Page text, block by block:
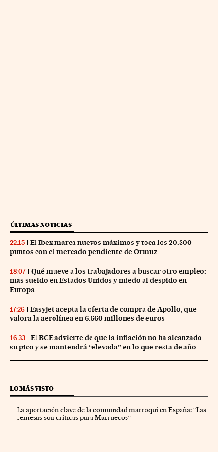
ÚLTIMAS NOTICIAS
22:15
El Ibex marca nuevos máximos y toca los 20.300
puntos con el mercado pendiente de Ormuz
18:07
Qué mueve a los trabajadores a buscar otro empleo:
más sueldo en Estados Unidos y miedo al despido en
Europa
17:26
Easyjet acepta la oferta de compra de Apollo, que
valora la aerolínea en 6.660 millones de euros
16:33
El BCE advierte de que la inflación no ha alcanzado
su pico y se mantendrá “elevada” en lo que resta de año
LO MÁS VISTO
La aportación clave de la comunidad marroquí en España: “Las
remesas son críticas para Marruecos”